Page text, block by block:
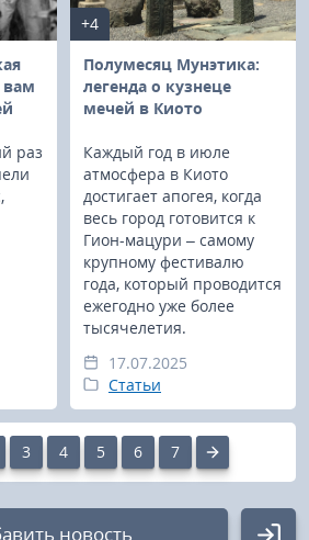
вам
раз
+4
Полумесяц Мунэтика:
легенда о кузнеце
мечей в Киото
Каждый год в июле
атмосфера в Киото
достигает апогея, когда
весь город готовится к
Гион-мацури – самому
крупному фестивалю
года, который проводится
ежегодно уже более
тысячелетия.
17.07.2025
Статьи
3 4 5 6 7
новость